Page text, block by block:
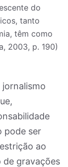
do
tanto
têm como
2003, p. 190)
pode ser
ao
de gravações